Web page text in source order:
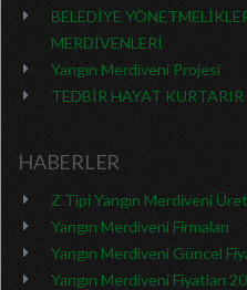
BELEDİYE
MERDİVENLERİ
Yangın Merdiveni Projesi
TEDBİR HAYAT KURTARIR
HABERLER
Z Tipi Yangın Merdiveni
Yangın Merdiveni Firmaları
Yangın Merdiveni Güncel
Yangın Merdiveni Fiyatları